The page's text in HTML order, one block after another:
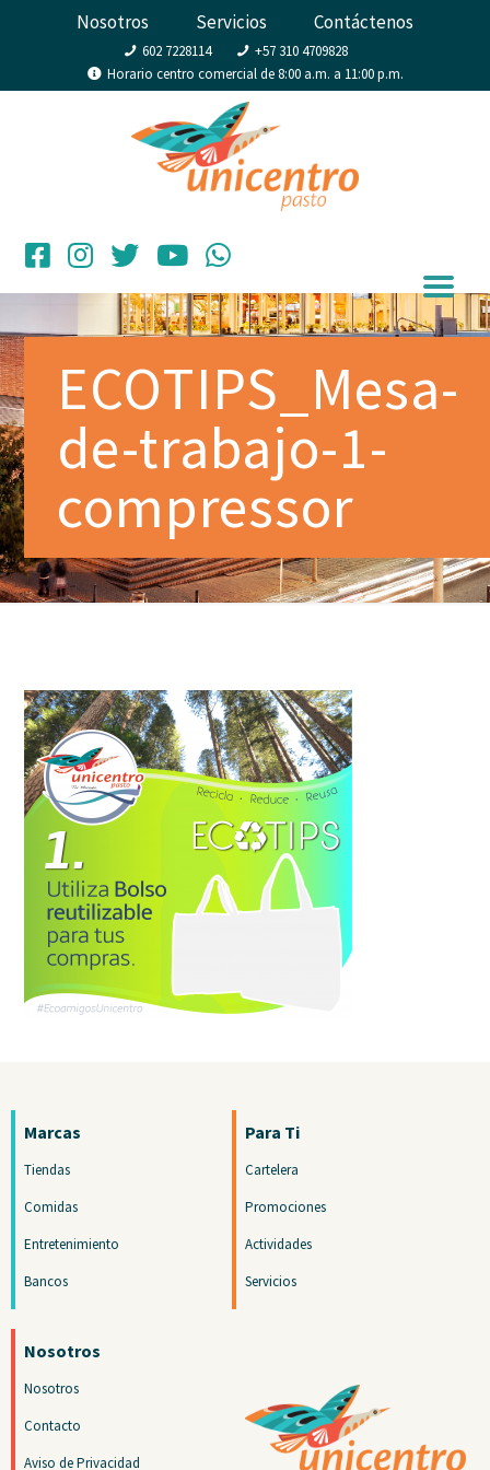
Nosotros Servicios Contáctenos
602 7228114
+57 310 4709828
Horario centro comercial de 8:00 a.m. a 11:00 p.m.
ECOTIPS_Mesa-
de-trabajo-1-
compressor
Marcas
Tiendas
Comidas
Entretenimiento
Bancos
Para Ti
Cartelera
Promociones
Actividades
Servicios
Nosotros
Nosotros
Contacto
Aviso de Privacidad